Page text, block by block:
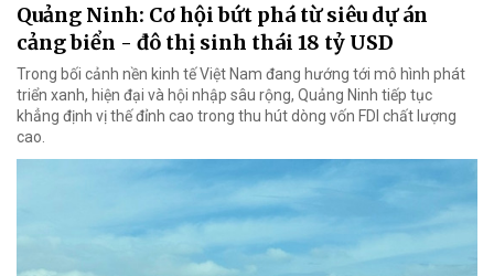
Quảng Ninh: Cơ hội bứt phá từ siêu dự án
cảng biển - đô thị sinh thái 18 tỷ USD
Trong bối cảnh nền kinh tế Việt Nam đang hướng tới mô hình phát
triển xanh, hiện đại và hội nhập sâu rộng, Quảng Ninh tiếp tục
khẳng định vị thế đỉnh cao trong thu hút dòng vốn FDI chất lượng
cao.